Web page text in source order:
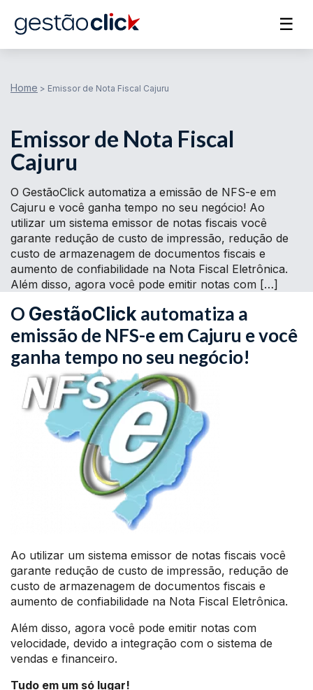
☰
Home > Emissor de Nota Fiscal Cajuru
Emissor de Nota Fiscal
Cajuru
O GestãoClick automatiza a emissão de NFS-e em
Cajuru e você ganha tempo no seu negócio! Ao
utilizar um sistema emissor de notas fiscais você
garante redução de custo de impressão, redução de
custo de armazenagem de documentos fiscais e
aumento de confiabilidade na Nota Fiscal Eletrônica.
Além disso, agora você pode emitir notas com […]
O GestãoClick automatiza a
emissão de NFS-e em Cajuru e você
ganha tempo no seu negócio!
Ao utilizar um sistema emissor de notas fiscais você
garante redução de custo de impressão, redução de
custo de armazenagem de documentos fiscais e
aumento de confiabilidade na Nota Fiscal Eletrônica.
Além disso, agora você pode emitir notas com
velocidade, devido a integração com o sistema de
vendas e financeiro.
Tudo em um só lugar!